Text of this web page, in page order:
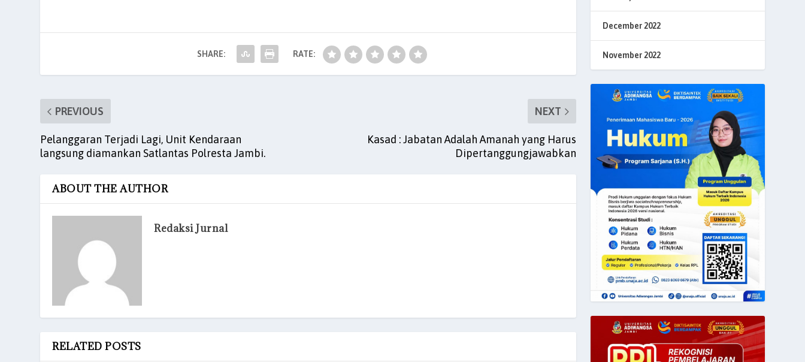
b
A dI
n
t
SHARE: RATE:
PREVIOUS
Pelanggaran Terjadi Lagi, Unit Kendaraan
langsung diamankan Satlantas Polresta Jambi.
NEXT
Kasad : Jabatan Adalah Amanah yang Harus
Dipertanggungjawabkan
ABOUT THE AUTHOR
Redaksi Jurnal
RELATED POSTS
December 2022
November 2022